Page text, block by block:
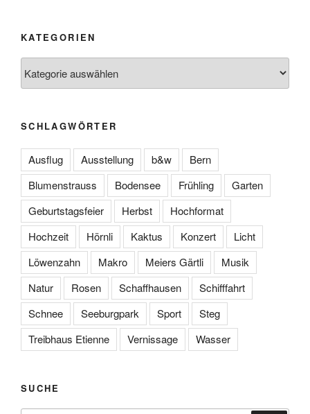
KATEGORIEN
SCHLAGWÖRTER
Ausflug Ausstellung b&w
Bern
Blumenstrauss
Bodensee Frühling
Garten
Geburtstagsfeier
Herbst
Hochformat
Hochzeit
Hörnli Kaktus Konzert
Licht
Löwenzahn
Makro Meiers Gärtli
Musik
Natur
Rosen Schaffhausen
Schifffahrt
Schnee
Seeburgpark Sport
Steg
Treibhaus Etienne
Vernissage Wasser
SUCHE